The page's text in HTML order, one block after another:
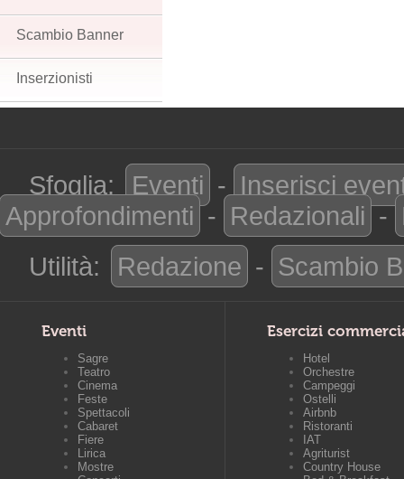
Scambio Banner
Inserzionisti
Sfoglia: Eventi - Inserisci
Approfondimenti - Redazionali -
Utilità:
Redazione - Scambio
Eventi
Sagre
Teatro
Cinema
Feste
Spettacoli
Cabaret
Fiere
Lirica
Mostre
Esercizi
Hotel
Orchestre
Campeggi
Ostelli
Airbnb
Ristoranti
IAT
Agriturist
Country House